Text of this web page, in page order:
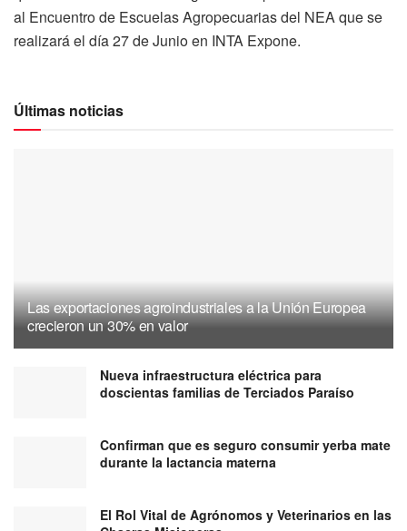
al Encuentro de Escuelas Agropecuarias del NEA que se
realizará el día 27 de Junio en INTA Expone.
Últimas noticias
Las exportaciones agroindustriales a la Unión Europea
crecieron un 30% en valor
Nueva infraestructura eléctrica para
doscientas familias de Terciados Paraíso
Confirman que es seguro consumir yerba mate
durante la lactancia materna
El Rol Vital de Agrónomos y Veterinarios en las